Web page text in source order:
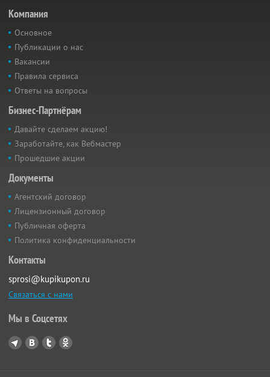
Компания
Основное
Публикации о нас
Вакансии
Правила сервиса
Ответы на вопросы
Бизнес-Партнёрам
Давайте сделаем акцию!
Заработайте, как Вебмастер
Прошедшие акции
Документы
Агентский договор
Лицензионный договор
Публичная оферта
Политика конфиденциальности
Контакты
sprosi@kupikupon.ru
Связаться с нами
Мы в Соцсетях